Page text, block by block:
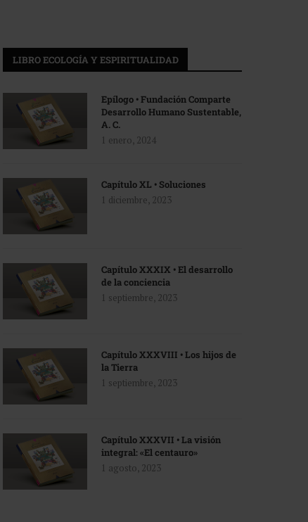
LIBRO ECOLOGÍA Y ESPIRITUALIDAD
Epílogo • Fundación Comparte
Desarrollo Humano Sustentable,
A. C.
1 enero, 2024
Capítulo XL • Soluciones
1 diciembre, 2023
Capítulo XXXIX • El desarrollo
de la conciencia
1 septiembre, 2023
Capítulo XXXVIII • Los hijos de
la Tierra
1 septiembre, 2023
Capítulo XXXVII • La visión
integral: «El centauro»
1 agosto, 2023